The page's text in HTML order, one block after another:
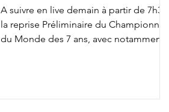
A suivre en live demain à partir de 7h30 :
la reprise Préliminaire du Championnat
du Monde des 7 ans, avec notamment :
9h58 : Charlotte Dujardin & Secret Agent